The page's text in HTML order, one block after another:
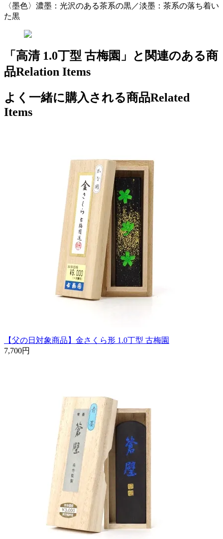
〈墨色〉濃墨：光沢のある茶系の黒／淡墨：茶系の落ち着い
た黒
「高清 1.0丁型 古梅園」と関連のある商
品Relation Items
よく一緒に購入される商品Related
Items
【父の日対象商品】金さくら形 1.0丁型 古梅園
7,700円